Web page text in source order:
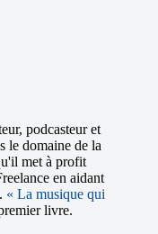
podcasteur et
le domaine de la
met à profit
en aidant
« La musique qui
livre.